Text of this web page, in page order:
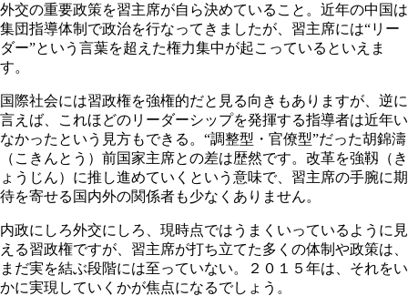
外交の重要政策を習主席が自ら決めていること。近年の中国は
集団指導体制で政治を行なってきましたが、習主席には“リー
ダー”という言葉を超えた権力集中が起こっているといえま
す。
国際社会には習政権を強権的だと見る向きもありますが、逆に
言えば、これほどのリーダーシップを発揮する指導者は近年い
なかったという見方もできる。“調整型・官僚型”だった胡錦濤
（こきんとう）前国家主席との差は歴然です。改革を強靱（き
ょうじん）に推し進めていくという意味で、習主席の手腕に期
待を寄せる国内外の関係者も少なくありません。
内政にしろ外交にしろ、現時点ではうまくいっているように見
える習政権ですが、習主席が打ち立てた多くの体制や政策は、
まだ実を結ぶ段階には至っていない。２０１５年は、それをい
かに実現していくかが焦点になるでしょう。